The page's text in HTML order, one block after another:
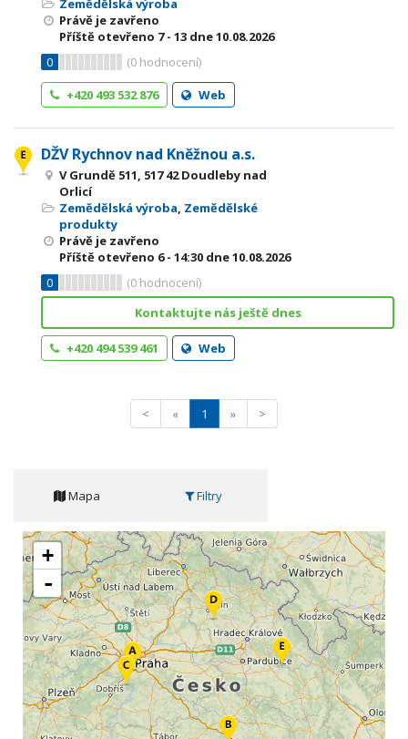
Zemědělská výroba
Právě je zavřeno
Příště otevřeno 7 - 13 dne 10.08.2026
0
(0 hodnocení)
+420 493 532 876
Web
DŽV Rychnov nad Kněžnou a.s.
V Grundě 511, 517 42 Doudleby nad
Orlicí
Zemědělská výroba, Zemědělské
produkty
Právě je zavřeno
Příště otevřeno 6 - 14:30 dne 10.08.2026
0
(0 hodnocení)
Kontaktujte nás ještě dnes
+420 494 539 461 Web
< « 1 » >
Mapa Filtry
+
-